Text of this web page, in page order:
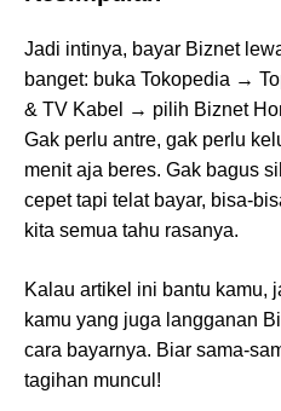
Jadi intinya, bayar Biznet
banget: buka Tokopedia →
& TV Kabel → pilih Biznet
Gak perlu antre, gak perlu
menit aja beres. Gak bagus
cepet tapi telat bayar, bisa-
kita semua tahu rasanya.
Kalau artikel ini bantu kamu,
kamu yang juga langganan
cara bayarnya. Biar
tagihan muncul!